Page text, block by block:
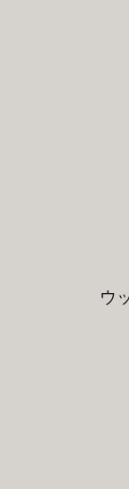
ウ